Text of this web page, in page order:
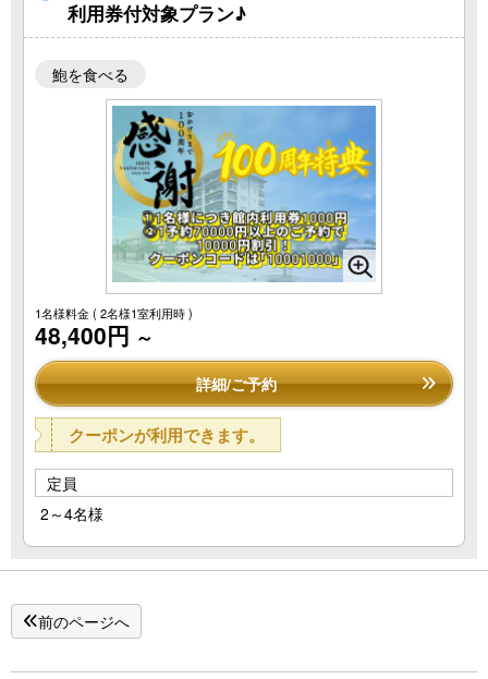
利用券付対象プラン♪
鮑を食べる
1名様料金( 2名様1室利用時 )
48,400円 ～
詳細/ご予約
クーポンが利用できます。
定員
2～4名様
前のページへ